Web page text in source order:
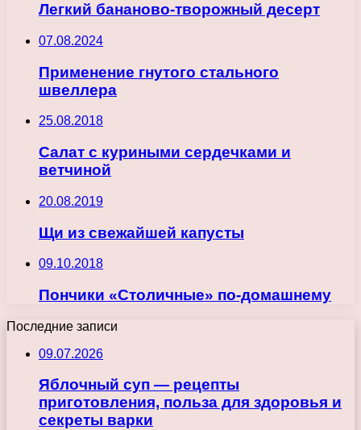
Легкий бананово-творожный десерт
07.08.2024
Применение гнутого стального
швеллера
25.08.2018
Салат с куриными сердечками и
ветчиной
20.08.2019
Щи из свежайшей капусты
09.10.2018
Пончики «Столичные» по-домашнему
Последние записи
09.07.2026
Яблочный суп — рецепты
приготовления, польза для здоровья и
секреты варки